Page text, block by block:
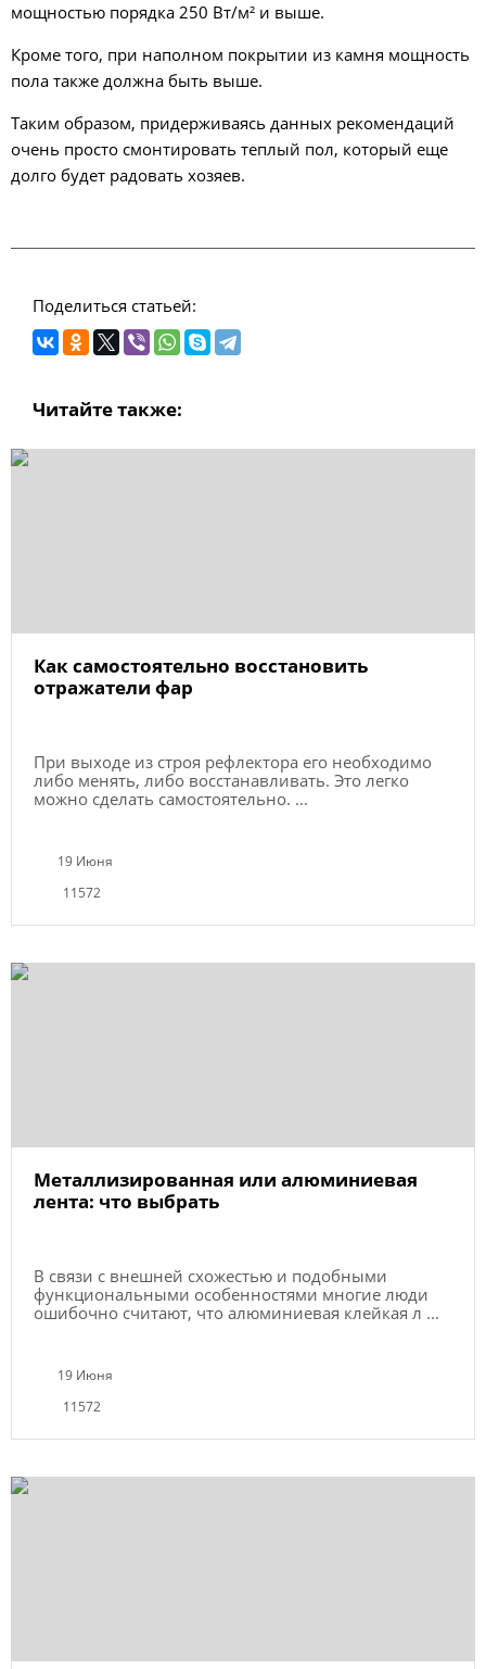
мощностью порядка 250 Вт/м² и выше.
Кроме того, при наполном покрытии из камня мощность
пола также должна быть выше.
Таким образом, придерживаясь данных рекомендаций
очень просто смонтировать теплый пол, который еще
долго будет радовать хозяев.
Поделиться статьей:
Читайте также:
Как самостоятельно восстановить
отражатели фар
При выходе из строя рефлектора его необходимо
либо менять, либо восстанавливать. Это легко
можно сделать самостоятельно. ...
19 Июня
11572
Металлизированная или алюминиевая
лента: что выбрать
В связи с внешней схожестью и подобными
функциональными особенностями многие люди
ошибочно считают, что алюминиевая клейкая л ...
19 Июня
11572